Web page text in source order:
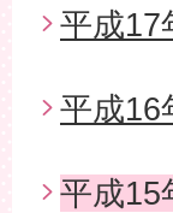
平成17
平成16
平成15